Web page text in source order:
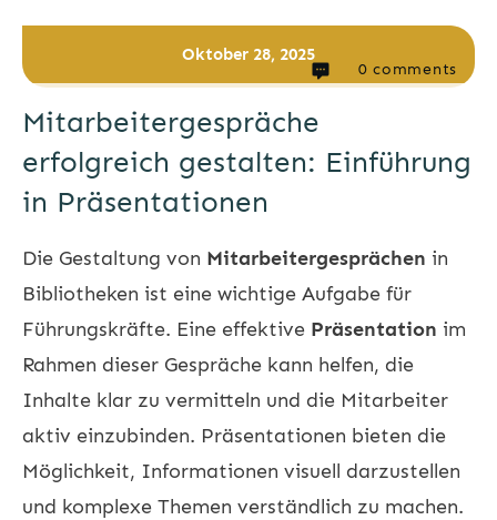
Oktober 28, 2025
0 comments
Mitarbeitergespräche
erfolgreich gestalten: Einführung
in Präsentationen
Die Gestaltung von Mitarbeitergesprächen in
Bibliotheken ist eine wichtige Aufgabe für
Führungskräfte. Eine effektive Präsentation im
Rahmen dieser Gespräche kann helfen, die
Inhalte klar zu vermitteln und die Mitarbeiter
aktiv einzubinden. Präsentationen bieten die
Möglichkeit, Informationen visuell darzustellen
und komplexe Themen verständlich zu machen.